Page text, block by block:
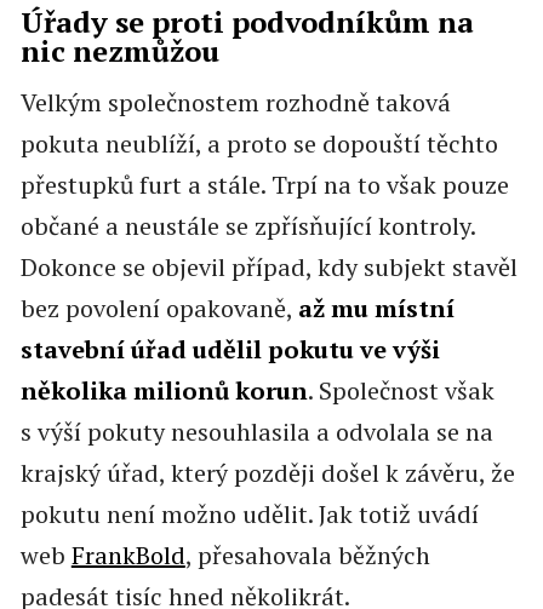
Úřady se proti podvodníkům na
nic nezmůžou
Velkým společnostem rozhodně taková
pokuta neublíží, a proto se dopouští těchto
přestupků furt a stále. Trpí na to však pouze
občané a neustále se zpřísňující kontroly.
Dokonce se objevil případ, kdy subjekt stavěl
bez povolení opakovaně, až mu místní
stavební úřad udělil pokutu ve výši
několika milionů korun. Společnost však
s výší pokuty nesouhlasila a odvolala se na
krajský úřad, který později došel k závěru, že
pokutu není možno udělit. Jak totiž uvádí
web FrankBold, přesahovala běžných
padesát tisíc hned několikrát.